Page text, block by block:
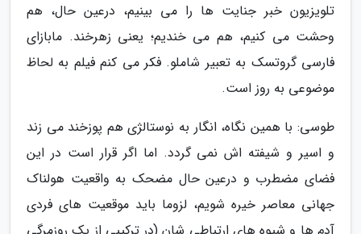
تلویزیون خبر جنایت ها را می بینیم، درعین حال، هم
وحشت می کنیم، هم می خندیم؛ یعنی زهرخند. مابازای
فارسی گروتسک به تعبیر شاملو. فکر می کنم فیلم به لحاظ
موضوعی به روز است.
طوسی: با همین نگاه، انگار به نوستالژی هم پوزخند می زند
و اسیر و شیفته اش نمی گردد. اما اگر قرار است در این
فضای مضطرب و درعین حال مضحک به واقعیت هولناک
جهانی معاصر خیره شویم، لزوما باید موقعیت های فردی